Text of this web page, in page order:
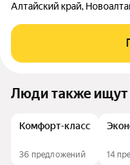
Алтайский край,
Люди также ищут
Комфорт-класс
36 предложений 14